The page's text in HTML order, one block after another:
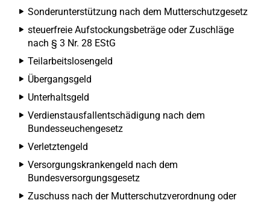
Sonderunterstützung nach dem Mutterschutzgesetz
steuerfreie Aufstockungsbeträge oder Zuschläge
nach § 3 Nr. 28 EStG
Teilarbeitslosengeld
Übergangsgeld
Unterhaltsgeld
Verdienstausfallentschädigung nach dem
Bundesseuchengesetz
Verletztengeld
Versorgungskrankengeld nach dem
Bundesversorgungsgesetz
Zuschuss nach der Mutterschutzverordnung oder